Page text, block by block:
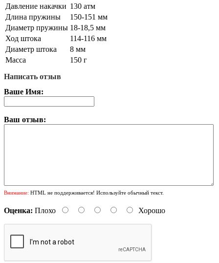
Давление накачки 130 атм
Длина пружины
150-151 мм
Диаметр пружины 18-18,5 мм
Ход штока
114-116 мм
Диаметр штока
8 мм
Масса
150 г
Написать отзыв
Ваше Имя:
Ваш отзыв:
Внимание: HTML не поддерживается! Используйте обычный текст.
Оценка: Плохо Хорошо